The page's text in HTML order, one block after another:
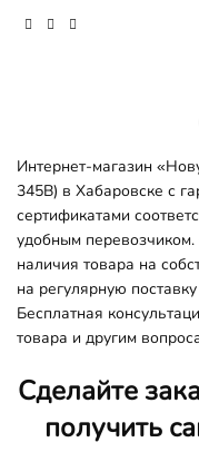
Интернет-магазин
345B) в Хабаровске с
сертификатами
удобным перевозчиком.
наличия товара на
на регулярную
Бесплатная
товара и другим
Сделайте
получить